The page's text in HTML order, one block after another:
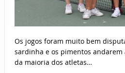
Os jogos foram muito bem
sardinha e os pimentos andarem
da maioria dos atletas…